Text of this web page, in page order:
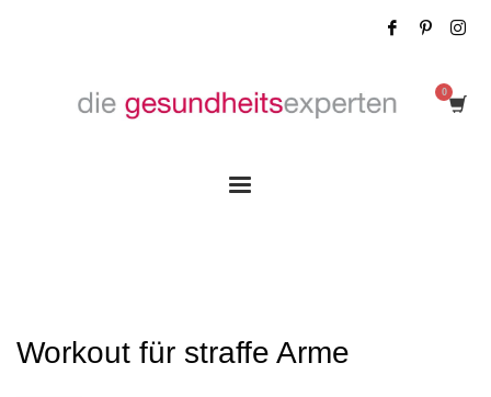
Workout für straffe Arme